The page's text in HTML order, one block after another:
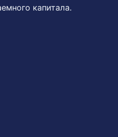
капитала.